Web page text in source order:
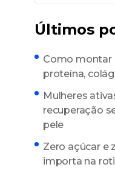
Últimos
Como montar
proteína,
Mulheres
recuperação
pele
Zero açúcar e
importa na